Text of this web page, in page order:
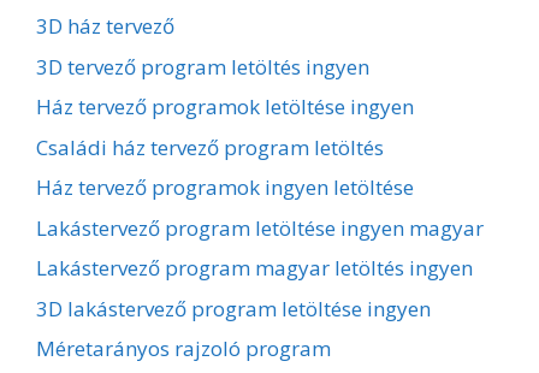
3D ház tervező
3D tervező program letöltés ingyen
Ház tervező programok letöltése ingyen
Családi ház tervező program letöltés
Ház tervező programok ingyen letöltése
Lakástervező program letöltése ingyen magyar
Lakástervező program magyar letöltés ingyen
3D lakástervező program letöltése ingyen
Méretarányos rajzoló program